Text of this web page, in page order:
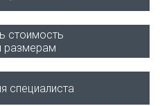
стоимость
размерам
специалиста